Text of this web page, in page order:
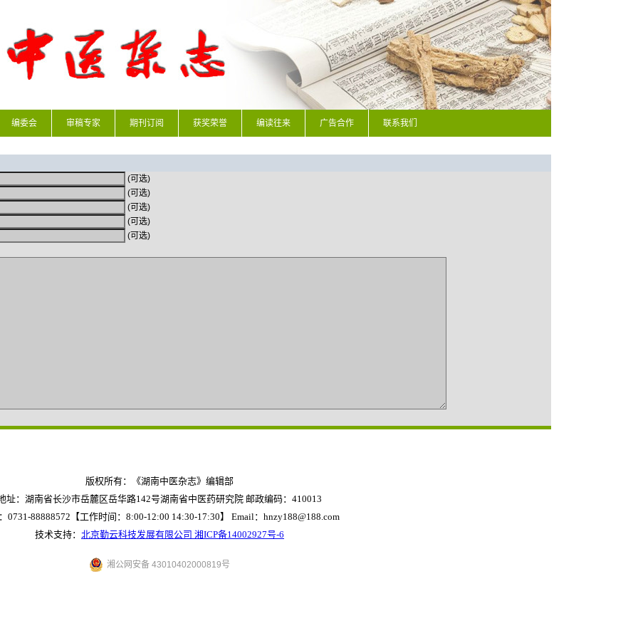
编委会 审稿专家 期刊订阅 获奖荣誉 编读往来 广告合作 联系我们
(可选)
(可选)
(可选)
(可选)
(可选)
版权所有：《湖南中医杂志》编辑部
址：湖南省长沙市岳麓区岳华路142号湖南省中医药研究院 邮政编码：410013
0731-88888572【工作时间：8:00-12:00 14:30-17:30】 Email：hnzy188@188.com
技术支持： 北京勤云科技发展有限公司 湘ICP备14002927号-6
湘公网安备 43010402000819号